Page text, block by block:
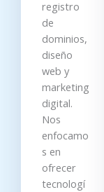
registro
de
dominios,
diseño
web y
marketing
digital.
Nos
enfocamo
s en
ofrecer
tecnologí